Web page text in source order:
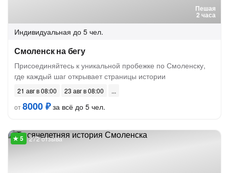
Пешая
2 часа
Индивидуальная до 5 чел.
Смоленск на бегу
Присоединяйтесь к уникальной пробежке по Смоленску,
где каждый шаг открывает страницы истории
21 авг в 08:00
23 авг в 08:00
от8000 ₽за всё до 5 чел.
272 отзыва